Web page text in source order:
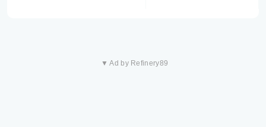
▼ Ad by Refinery89